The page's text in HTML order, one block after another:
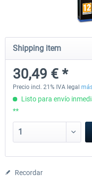
Emergency Call - The
Simulation 3
22,87 € *
Shipping item
30,49 € *
Precio incl. 21% IVA legal
Listo para envío
**
Recordar